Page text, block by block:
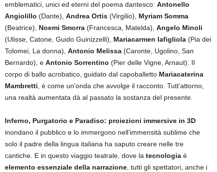
emblematici, unici ed eterni del poema dantesco: Antonello
Angiolillo (Dante), Andrea Ortis (Virgilio), Myriam Somma
(Beatrice), Noemi Smorra (Francesca, Matelda), Angelo Minoli
(Ulisse, Catone, Guido Guinizzelli), Mariacarmen Iafigliola (Pia dei
Tolomei, La donna), Antonio Melissa (Caronte, Ugolino, San
Bernardo), e Antonio Sorrentino (Pier delle Vigne, Arnaut). Il
corpo di ballo acrobatico, guidato dal capoballetto Mariacaterina
Mambretti , è come un’onda che avvolge il racconto. Tutt’attorno,
una realtà aumentata dà al passato la sostanza del presente.
Inferno, Purgatorio e Paradiso: proiezioni immersive in 3D
inondano il pubblico e lo immergono nell’immensità sublime che
solo il padre della lingua italiana ha saputo creare nelle tre
cantiche. E in questo viaggio teatrale, dove la tecnologia è
elemento essenziale della narrazione , tutti gli spettatori, anche i